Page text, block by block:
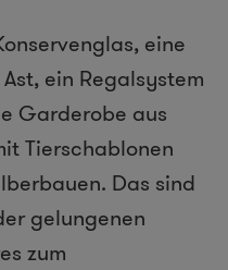
eine
ein Regalsystem
Garderobe aus
Tierschablonen
Das sind
gelungenen
zum